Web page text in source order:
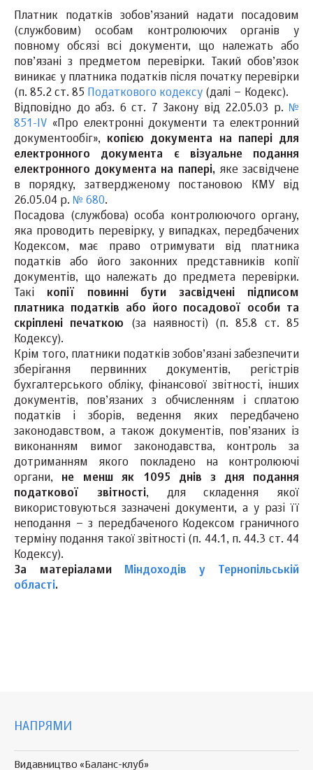
Платник податків зобов’язаний надати посадовим
(службовим) особам контролюючих органів у
повному обсязі всі документи, що належать або
пов’язані з предметом перевірки. Такий обов’язок
виникає у платника податків після початку перевірки
(п. 85.2 ст. 85 Податкового кодексу (далі – Кодекс).
Відповідно до абз. 6 ст. 7 Закону від 22.05.03 р. №
851-IV «Про електронні документи та електронний
документообіг», копією документа на папері для
електронного документа
є візуальне подання
електронного документа на папері, яке засвідчене
в порядку, затвердженому постановою КМУ від
26.05.04 р. № 680.
Посадова (службова) особа контролюючого органу,
яка проводить перевірку, у випадках, передбачених
Кодексом, має право отримувати від платника
податків або його законних представників копії
документів, що належать до предмета перевірки.
Такі копії повинні бути засвідчені підписом
платника податків або його посадової особи та
скріплені печаткою (за наявності) (п. 85.8 ст. 85
Кодексу).
Крім того, платники податків зобов’язані забезпечити
зберігання первинних документів, регістрів
бухгалтерського обліку, фінансової звітності, інших
документів, пов’язаних з обчисленням і сплатою
податків і зборів, ведення яких передбачено
законодавством, а також документів, пов’язаних із
виконанням вимог законодавства, контроль за
дотриманням якого покладено на контролюючі
органи, не менш як 1095 днів з дня подання
податкової звітності, для складення якої
використовуються зазначені документи, а у разі її
неподання – з передбаченого Кодексом граничного
терміну подання такої звітності (п. 44.1, п. 44.3 ст. 44
Кодексу).
За матеріалами Міндоходів у Тернопільській
області.
НАПРЯМИ
Видавництво «Баланс-клуб»